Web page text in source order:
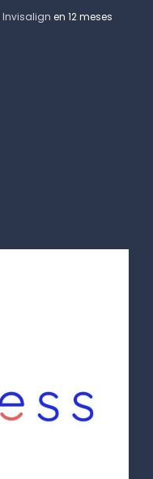
Invisalign en 12 meses